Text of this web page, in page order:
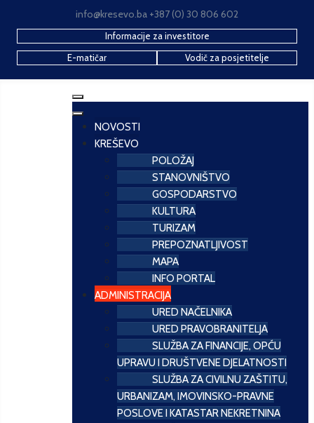
info@kresevo.ba +387 (0) 30 806 602
Informacije za investitore
E-matičar
Vodič za posjetitelje
NOVOSTI
KREŠEVO
POLOŽAJ
STANOVNIŠTVO
GOSPODARSTVO
KULTURA
TURIZAM
PREPOZNATLJIVOST
MAPA
INFO PORTAL
ADMINISTRACIJA
URED NAČELNIKA
URED PRAVOBRANITELJA
SLUŽBA ZA FINANCIJE, OPĆU
UPRAVU I DRUŠTVENE DJELATNOSTI
SLUŽBA ZA CIVILNU ZAŠTITU,
URBANIZAM, IMOVINSKO-PRAVNE
POSLOVE I KATASTAR NEKRETNINA